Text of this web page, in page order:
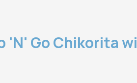
'N' Go Chikorita